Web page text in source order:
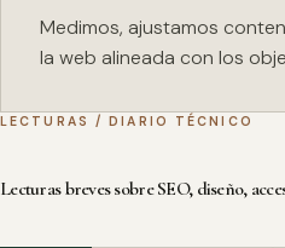
Medimos, ajustamos
la web alineada con los
LECTURAS / DIARIO TÉCNICO
Lecturas breves sobre SEO, diseño,